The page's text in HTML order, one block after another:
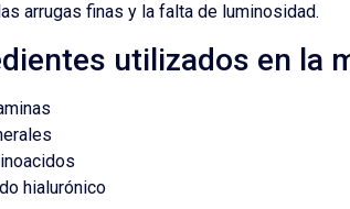
arrugas finas y la falta de luminosidad.
utilizados en la
hialurónico